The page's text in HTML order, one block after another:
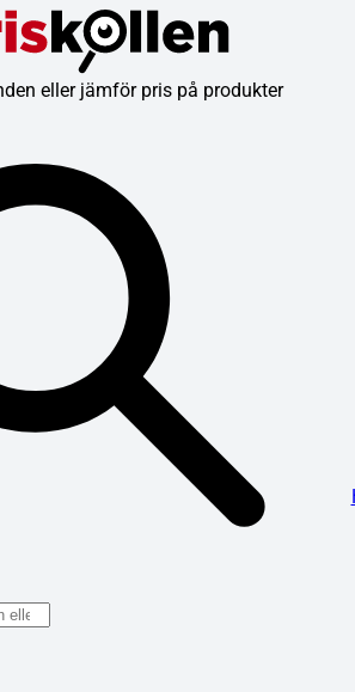
eller jämför pris på produkter